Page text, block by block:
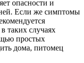
опасности и
Если же симптомы
таких случаях
простых
дома, питомец